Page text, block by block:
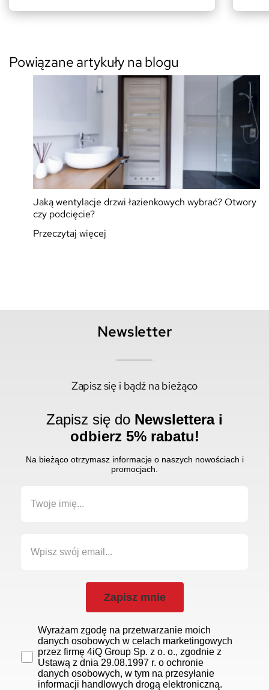
Powiązane artykuły na blogu
Jaką wentylacje drzwi łazienkowych wybrać? Otwory
czy podcięcie?
Przeczytaj więcej
Newsletter
Zapisz się i bądź na bieżąco
Zapisz się do Newslettera i
odbierz 5% rabatu!
Na bieżąco otrzymasz informacje o naszych nowościach i
promocjach.
Zapisz mnie
Wyrażam zgodę na przetwarzanie moich
danych osobowych w celach marketingowych
przez firmę 4iQ Group Sp. z o. o., zgodnie z
Ustawą z dnia 29.08.1997 r. o ochronie
danych osobowych, w tym na przesyłanie
informacji handlowych drogą elektroniczną.